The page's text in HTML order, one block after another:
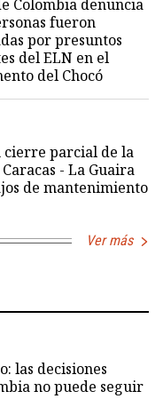
Colombia denuncia
fueron
por presuntos
del ELN en el
del Chocó
cierre parcial de la
- La Guaira
de mantenimiento
Ver más
las decisiones
no puede seguir